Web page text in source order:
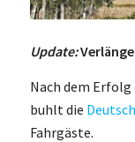
Update:
Nach dem
buhlt die
Fahrgäste.